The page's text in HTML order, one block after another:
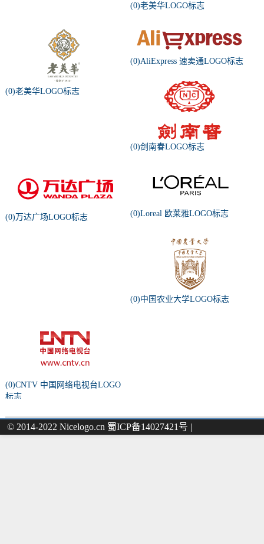
(0)老美华LOGO标志
(0)老美华LOGO标志
(0)AliExpress 速卖通LOGO标志
(0)剑南春LOGO标志
(0)万达广场LOGO标志 (0)Loreal 欧莱雅LOGO标志
(0)中国农业大学LOGO标志
(0)CNTV 中国网络电视台LOGO
标志
© 2014-2022 Nicelogo.cn 蜀ICP备14027421号 |